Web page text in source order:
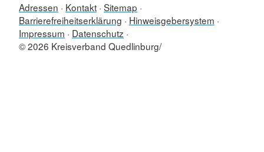
Adressen Kontakt Sitemap
Barrierefreiheitserklärung
Hinweisgebersystem
Impressum
Datenschutz
© 2026 Kreisverband Quedlinburg/